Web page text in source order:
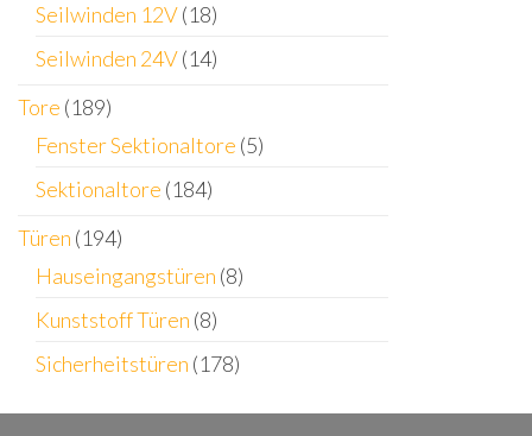
Seilwinden 12V(18)
Seilwinden 24V(14)
Tore (189)
Fenster Sektionaltore (5)
Sektionaltore (184)
Türen (194)
Hauseingangstüren (8)
Kunststoff Türen (8)
Sicherheitstüren (178)